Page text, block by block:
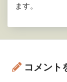
ます。
コメント